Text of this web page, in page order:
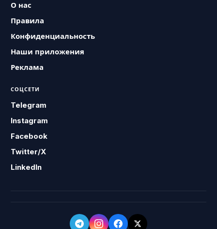
О нас
Правила
Конфиденциальность
Наши приложения
Реклама
СОЦСЕТИ
Telegram
Instagram
Facebook
Twitter/X
LinkedIn